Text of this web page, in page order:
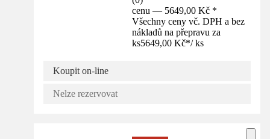
cenu — 5649,00 Kč *
Všechny ceny vč. DPH a bez
nákladů na přepravu za
ks5649,00 Kč*/ ks
Koupit on-line
Nelze rezervovat